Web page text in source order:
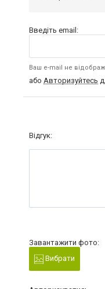
Введіть email:
Ваш e-mail не
або Авторизуйтесь
Відгук:
Завантажити фото:
Вибрати